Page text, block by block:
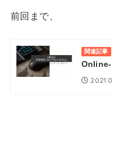
前回まで、
関連記事
Online-